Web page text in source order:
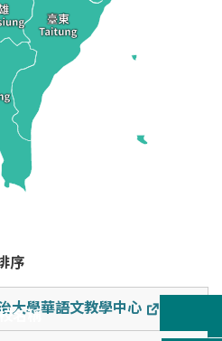
序
大學華語文教學中心